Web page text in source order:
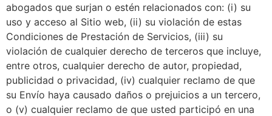
abogados que surjan o estén relacionados con: (i) su
uso y acceso al Sitio web, (ii) su violación de estas
Condiciones de Prestación de Servicios, (iii) su
violación de cualquier derecho de terceros que incluye,
entre otros, cualquier derecho de autor, propiedad,
publicidad o privacidad, (iv) cualquier reclamo de que
su Envío haya causado daños o prejuicios a un tercero,
o (v) cualquier reclamo de que usted participó en una